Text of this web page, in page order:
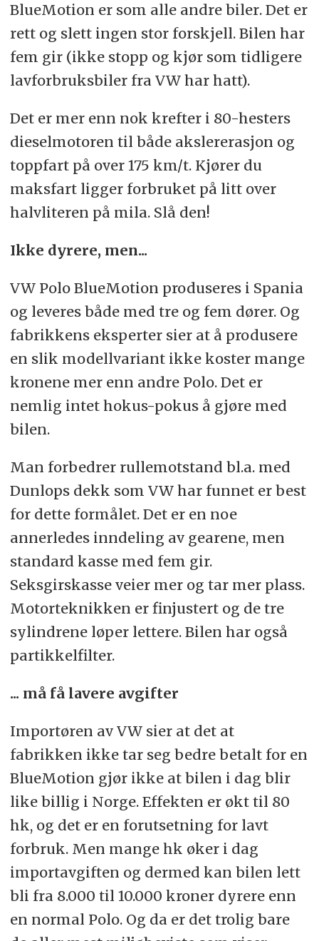
BlueMotion er som alle andre biler. Det er
rett og slett ingen stor forskjell. Bilen har
fem gir (ikke stopp og kjør som tidligere
lavforbruksbiler fra VW har hatt).
Det er mer enn nok krefter i 80-hesters
dieselmotoren til både akslererasjon og
toppfart på over 175 km/t. Kjører du
maksfart ligger forbruket på litt over
halvliteren på mila. Slå den!
Ikke dyrere, men...
VW Polo BlueMotion produseres i Spania
og leveres både med tre og fem dører. Og
fabrikkens eksperter sier at å produsere
en slik modellvariant ikke koster mange
kronene mer enn andre Polo. Det er
nemlig intet hokus-pokus å gjøre med
bilen.
Man forbedrer rullemotstand bl.a. med
Dunlops dekk som VW har funnet er best
for dette formålet. Det er en noe
annerledes inndeling av gearene, men
standard kasse med fem gir.
Seksgirskasse veier mer og tar mer plass.
Motorteknikken er finjustert og de tre
sylindrene løper lettere. Bilen har også
partikkelfilter.
... må få lavere avgifter
Importøren av VW sier at det at
fabrikken ikke tar seg bedre betalt for en
BlueMotion gjør ikke at bilen i dag blir
like billig i Norge. Effekten er økt til 80
hk, og det er en forutsetning for lavt
forbruk. Men mange hk øker i dag
importavgiften og dermed kan bilen lett
bli fra 8.000 til 10.000 kroner dyrere enn
en normal Polo. Og da er det trolig bare